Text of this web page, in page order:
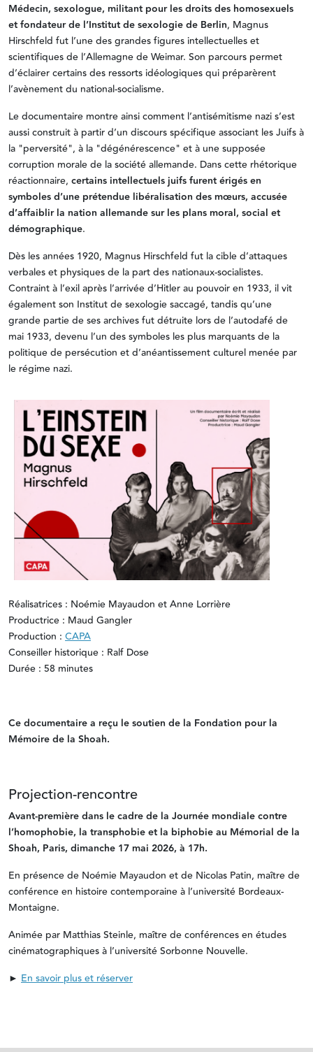
Médecin, sexologue, militant pour les droits des homosexuels
et fondateur de l’Institut de sexologie de Berlin, Magnus
Hirschfeld fut l’une des grandes figures intellectuelles et
scientifiques de l’Allemagne de Weimar. Son parcours permet
d’éclairer certains des ressorts idéologiques qui préparèrent
l’avènement du national-socialisme.
Le documentaire montre ainsi comment l’antisémitisme nazi s’est
aussi construit à partir d’un discours spécifique associant les Juifs à
la "perversité", à la "dégénérescence" et à une supposée
corruption morale de la société allemande. Dans cette rhétorique
réactionnaire, certains intellectuels juifs furent érigés en
symboles d’une prétendue libéralisation des mœurs, accusée
d’affaiblir la nation allemande sur les plans moral, social et
démographique.
Dès les années 1920, Magnus Hirschfeld fut la cible d’attaques
verbales et physiques de la part des nationaux-socialistes.
Contraint à l’exil après l’arrivée d’Hitler au pouvoir en 1933, il vit
également son Institut de sexologie saccagé, tandis qu’une
grande partie de ses archives fut détruite lors de l’autodafé de
mai 1933, devenu l’un des symboles les plus marquants de la
politique de persécution et d’anéantissement culturel menée par
le régime nazi.
Réalisatrices : Noémie Mayaudon et Anne Lorrière
Productrice : Maud Gangler
Production : CAPA
Conseiller historique : Ralf Dose
Durée : 58 minutes
Ce documentaire a reçu le soutien de la Fondation pour la
Mémoire de la Shoah.
Projection-rencontre
Avant-première dans le cadre de la Journée mondiale contre
l’homophobie, la transphobie et la biphobie au Mémorial de la
Shoah, Paris, dimanche 17 mai 2026, à 17h.
En présence de Noémie Mayaudon et de Nicolas Patin, maître de
conférence en histoire contemporaine à l’université Bordeaux-
Montaigne.
Animée par Matthias Steinle, maître de conférences en études
cinématographiques à l’université Sorbonne Nouvelle.
► En savoir plus et réserver